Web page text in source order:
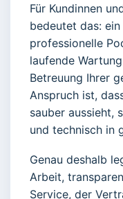
Für Kundinnen
bedeutet das:
professionelle
laufende
Betreuung Ihrer
Anspruch ist,
sauber aussieht,
und technisch in
Genau deshalb
Arbeit,
Service, der